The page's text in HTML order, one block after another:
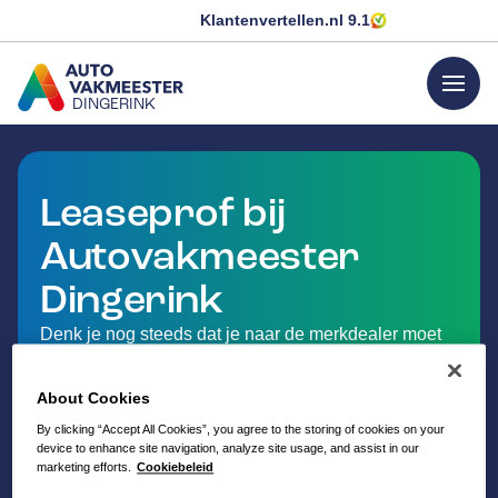
Klantenvertellen.nl 9.1
DINGERINK
GA NAAR DE HOMEPAGINA
menu
Leaseprof bij
Autovakmeester
Dingerink
Denk je nog steeds dat je naar de merkdealer moet
met je leaseauto? Nee hoor! Met LeaseProf kun je bij
Je profiteert van persoonlijke service dicht bij huis in
Zwolle. Of je nu wilt wachten in onze wachtruimte
About Cookies
By clicking “Accept All Cookies”, you agree to the storing of cookies on your
device to enhance site navigation, analyze site usage, and assist in our
marketing efforts.
Cookiebeleid